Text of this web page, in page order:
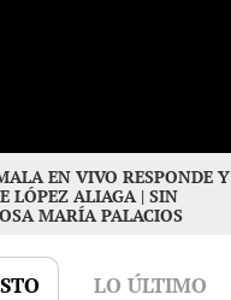
EN VIVO RESPONDE Y
LÓPEZ ALIAGA | SIN
MARÍA PALACIOS
LO ÚLTIMO